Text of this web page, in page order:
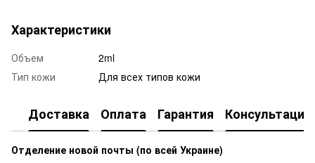
Характеристики
Объем
2ml
Тип кожи
Для всех типов кожи
Доставка Оплата Гарантия Консультация
Отделение новой почты (по всей Украине)